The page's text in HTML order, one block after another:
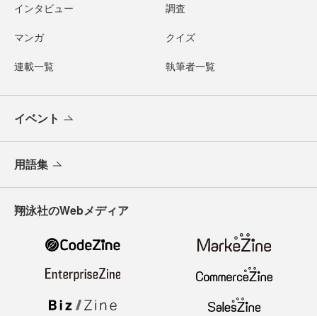
インタビュー 調査
マンガ クイズ
連載一覧 執筆者一覧
イベント
用語集
翔泳社のWebメディア